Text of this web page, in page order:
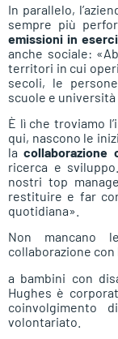
In parallelo,
sempre più
emissioni in
anche sociale:
territori in cui
secoli, le
scuole e
È lì che troviamo
qui, nascono le
lacollaborazione
ricerca e
nostri top
restituire e far
quotidiana».
Non mancano
collaborazione con
a bambini con
Hughes è
coinvolgimento
volontariato.